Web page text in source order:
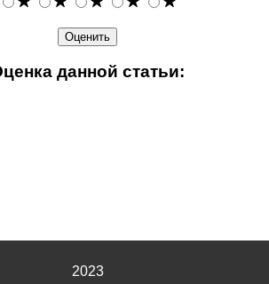
данной статьи:
2023